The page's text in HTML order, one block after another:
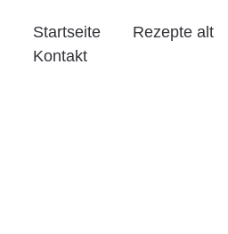
Startseite Rezepte alt
Kontakt